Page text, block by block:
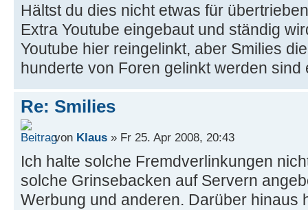
Hältst du dies nicht etwas für
Extra Youtube eingebaut und ständig
Youtube hier reingelinkt, aber Smilies
hunderte von Foren gelinkt werden sind
Re: Smilies
von Klaus » Fr 25. Apr 2008, 20:43
Ich halte solche Fremdverlinkungen
solche Grinsebacken auf Servern
Werbung und anderen. Darüber hinaus